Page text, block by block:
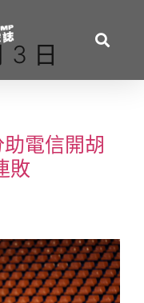
3 日
助電信開胡
敗